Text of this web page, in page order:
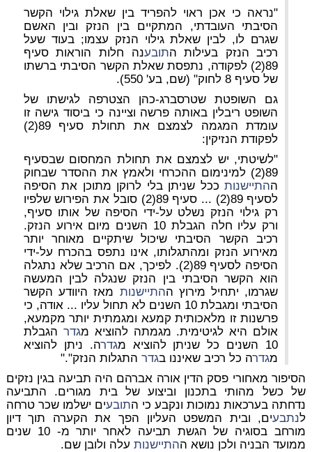
"נראה כי אכן ראוי להפריד בין שאלת גילוי הקשר
הסיבתי העובדתי, המתקיים בין הנזק ובין האשם
שגרם לו, לבין שאלת גילוי הנזק עצמו; בעוד שעל
רכיב הנזק בעילות התובענה חלות הוראות סעיף
89(2) לפקודה, נתפסת שאלת הקשר הסיבתי ברשתו
של סעיף 8 לחוק" (שם, בע' 550).
גם השופטת שטרסברג-כהן הצטרפה לגישתו של
השופט ריבלין באותה פרשה וציינה כי ביסוד גישה זו
עומדת המגמה לצמצם את תחולת סעיף 89(2)
לפקודת הנזיקין:
"לשיטתי, יש לצמצם את תחולת המחסום שבסעיף
89(2) למינימום ההכרחי ולאמץ את ההסדר שבחוק
ההתיישנותככל שניתן בלי לרוקן מתוכן את הסיפה
לסעיף 89(2) ... סעיף 89(2) סובל את הפירוש שלפיו
רק גילוי הנזק נשלט על-ידי הסיפה של אותו סעיף,
ורק עליו חלה הגבלת 10 השנים מיום אירוע הנזק.
רכיב הקשר הסיבתי שיכול שיתקיים מאוחר יותר
מאירוע הנזק ומהתגלותו, אינו נתפס בהכרח על-ידי
הסיפה לסעיף 89(2). לפיכך, אם הרכיב שלא נתגלה
הוא הקשר הסיבתי בין הנזק שנגלה לבין המעשה
שגרמו, יתחיל מירוץ ההתיישנות מאז היוודע הקשר
הסיבתי ומגבלת 10 השנים לא תחול עליו ... אודה, כי
פרשנות זו מלאכותית קמעא ומגמתית יותר מקמעא,
אולם היא לגיטימית. מגמתה להוציא מגדר הגבלת
10 השנים כל שניתן להוציא מ
גדרה. ניתן להוציא
מגדרה כל רכיב שאיננו בגדרהתגלות הנזק"."
הסיפור מאחורי פסק הדין אורה אברהם היה תביעה בגין נזקים
של כשל מהותי בתכנון וביצוע של בית מגורים. התביעה
נדחתה בערכאות נמוכות ונקבע כי התובעים ישלמו שכר טרחה
לנתבעים, ובית המשפט העליון הפך את הקערה תוך דיון
מורחב בסוגיה של הגשת תביעה לאחר יותר מ- 10 שנים
ממועד הבניה ולכן נושא ההתיישנותעלה ולובן שם.